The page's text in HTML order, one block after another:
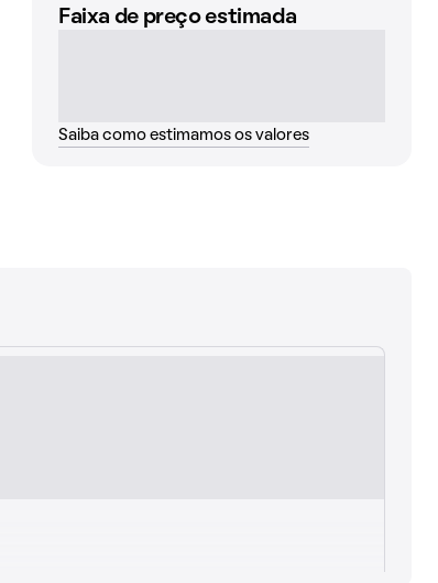
Faixa de preço estimada
Saiba como estimamos os valores